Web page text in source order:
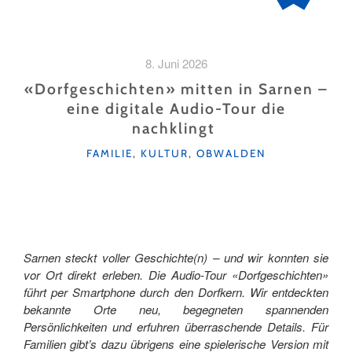
8. Juni 2026
«Dorfgeschichten» mitten in Sarnen –
eine digitale Audio-Tour die
nachklingt
KATEGORIEN
FAMILIE, KULTUR, OBWALDEN
Sarnen steckt voller Geschichte(n) – und wir konnten sie
vor Ort direkt erleben. Die Audio-Tour «Dorfgeschichten»
führt per Smartphone durch den Dorfkern. Wir entdeckten
bekannte Orte neu, begegneten spannenden
Persönlichkeiten und erfuhren überraschende Details. Für
Familien gibt’s dazu übrigens eine spielerische Version mit